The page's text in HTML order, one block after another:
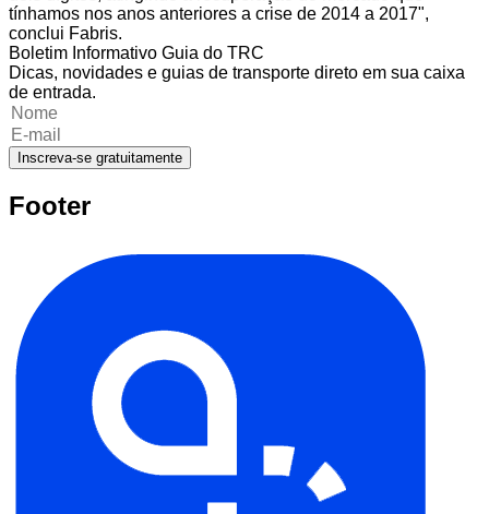
tínhamos nos anos anteriores a crise de 2014 a 2017",
conclui Fabris.
Boletim Informativo Guia do TRC
Dicas, novidades e guias de transporte direto em sua caixa
de entrada.
Inscreva-se gratuitamente
Footer